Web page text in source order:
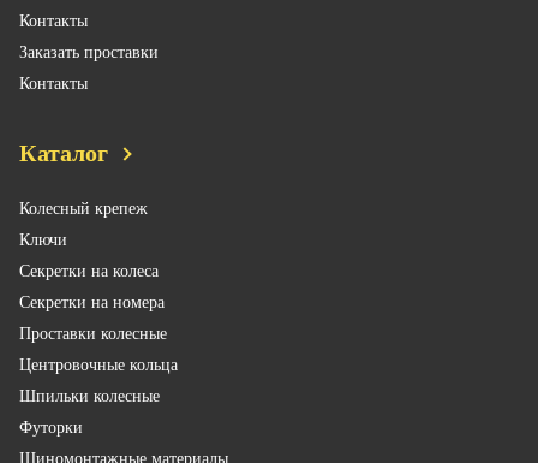
Контакты
Заказать проставки
Контакты
Каталог
Колесный крепеж
Ключи
Секретки на колеса
Секретки на номера
Проставки колесные
Центровочные кольца
Шпильки колесные
Футорки
Шиномонтажные материалы